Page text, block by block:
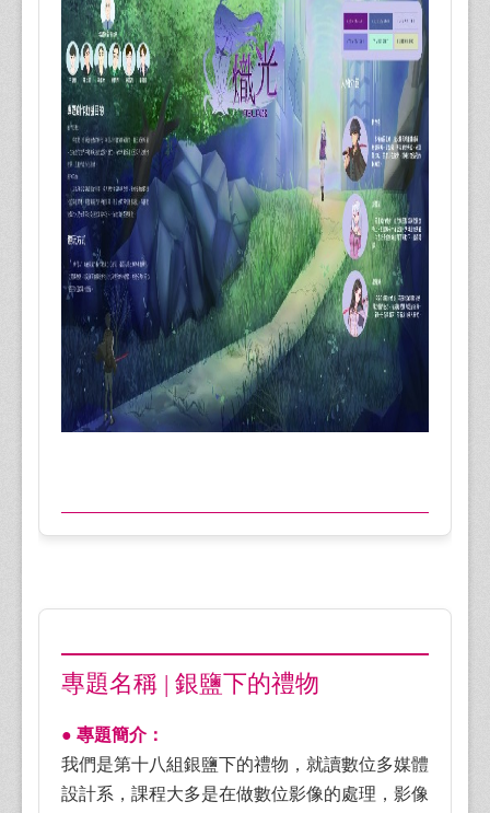
專題名稱 | 銀鹽下的禮物
● 專題簡介：
我們是第十八組銀鹽下的禮物，就讀數位多媒體
設計系，課程大多是在做數位影像的處理，影像